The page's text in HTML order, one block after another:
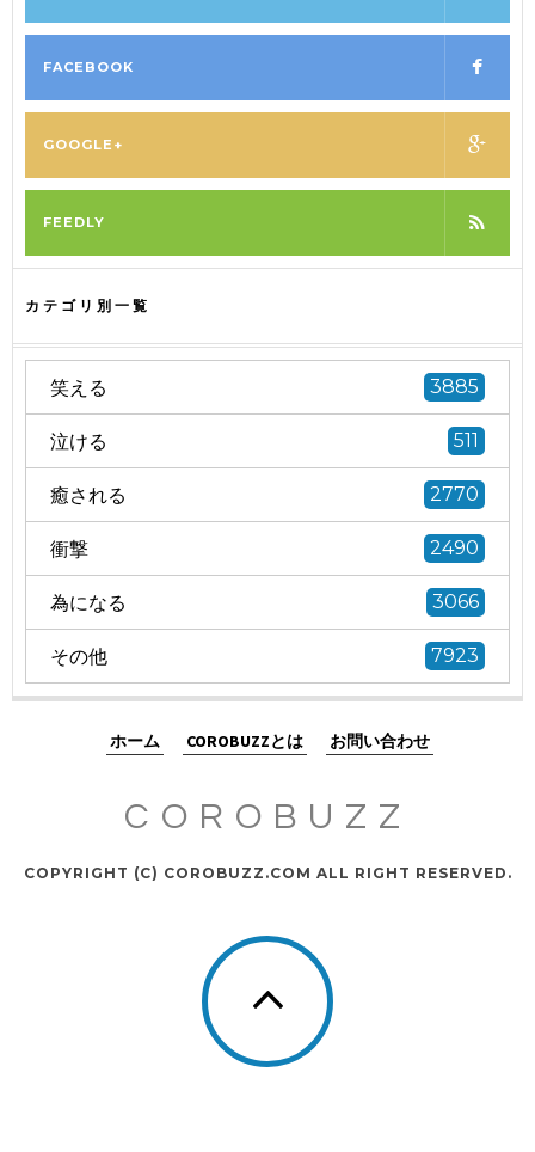
FACEBOOK
GOOGLE+
FEEDLY
カテゴリ別一覧
笑える 3885
泣ける 511
癒される 2770
衝撃 2490
為になる 3066
その他 7923
ホーム COROBUZZとは お問い合わせ
COROBUZZ
COPYRIGHT (C) COROBUZZ.COM ALL RIGHT RESERVED.